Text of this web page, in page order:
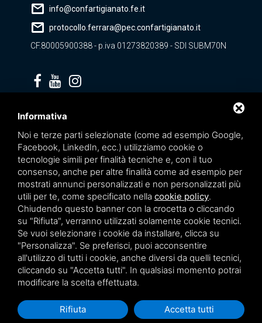
mail info@confartigianato.fe.it
mail protocollo.ferrara@pec.confartigianato.it
CF.80005900388 - p.iva 01273820389 - SDI SUBM70N
Questo sito è protetto da Google reCAPTCHA v3,Privacy Policy
Terms of Service
di Google.
Informativa
Noi e terze parti selezionate (come ad esempio Google,
Facebook, LinkedIn, ecc.) utilizziamo cookie o
tecnologie simili per finalità tecniche e, con il tuo
consenso, anche per altre finalità come ad esempio per
mostrati annunci personalizzati e non personalizzati più
utili per te, come specificato nella cookie policy.
Chiudendo questo banner con la crocetta o cliccando
su "Rifiuta", verranno utilizzati solamente cookie tecnici.
Se vuoi selezionare i cookie da installare, clicca su
"Personalizza". Se preferisci, puoi acconsentire
all'utilizzo di tutti i cookie, anche diversi da quelli tecnici,
cliccando su "Accetta tutti". In qualsiasi momento potrai
modificare la scelta effettuata.
Rifiuta Accetta tutti